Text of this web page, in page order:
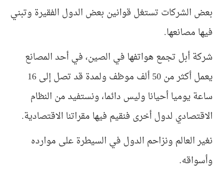
بعض الشركات تستغل قوانين بعض الدول الفقيرة وتبني
فيها مصانعها.
شركة أبل تجمع هواتفها في الصين، في أحد المصانع
يعمل أكثر من 50 ألف موظف ولمدة قد تصل إلى 16
ساعة يوميا أحيانا وليس دائما، ونستفيد من النظام
الاقتصادي لدول أخرى فنقيم فيها مقراتنا الاقتصادية.
نغير العالم ونزاحم الدول في السيطرة على موارده
وأسواقه.